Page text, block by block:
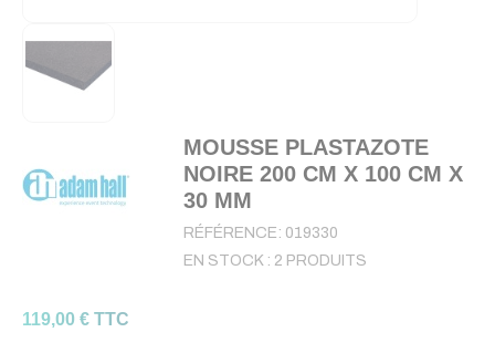
MOUSSE PLASTAZOTE
NOIRE 200 CM X 100 CM X
30 MM
RÉFÉRENCE: 019330
EN STOCK : 2 PRODUITS
119,00 € TTC